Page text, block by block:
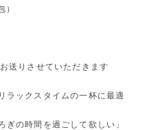
送りさせていただきます
ラックスタイムの一杯に最適
ぎの時間を過ごして欲しい」